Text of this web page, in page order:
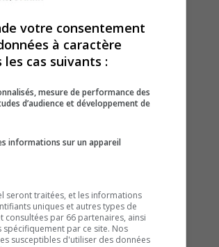
15084
15081
votre consentement
à caractère
les cas suivants :
mesure de performance des
d’audience et développement de
informations sur un appareil
seront traitées, et les informations
uniques et autres types de
par 66 partenaires, ainsi
spécifiquement par ce site. Nos
susceptibles d'utiliser des données